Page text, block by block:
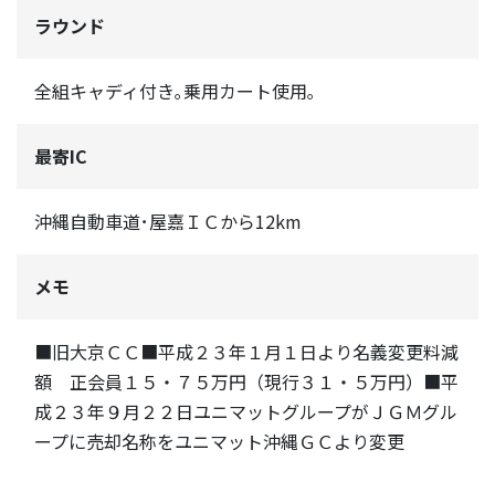
ラウンド
全組キャディ付き｡乗用カート使用｡
最寄IC
沖縄自動車道･屋嘉ＩＣから12km
メモ
■旧大京ＣＣ■平成２３年１月１日より名義変更料減
額 正会員１５・７５万円（現行３１・５万円）■平
成２３年９月２２日ユニマットグループがＪＧＭグル
ープに売却名称をユニマット沖縄ＧＣより変更